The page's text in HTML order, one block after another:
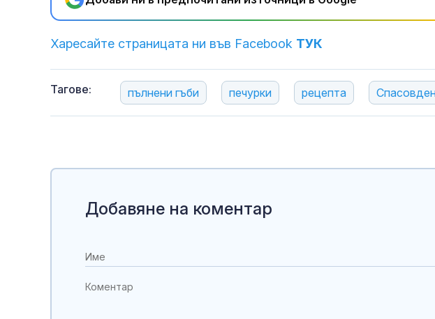
Харесайте страницата ни във Facebook ТУК
Тагове: пълнени гъби печурки рецепта
Добавяне на коментар